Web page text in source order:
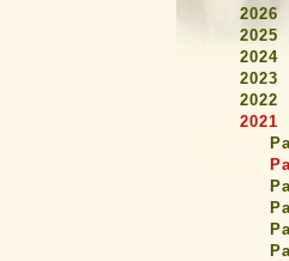
2026
2025
2024
2023
2022
2021